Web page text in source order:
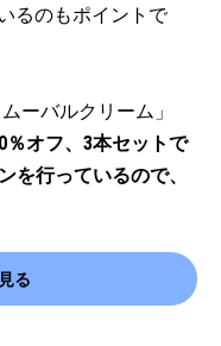
るのもポイントで
ーバルクリーム」
オフ、3本セットで
を行っているので、
る